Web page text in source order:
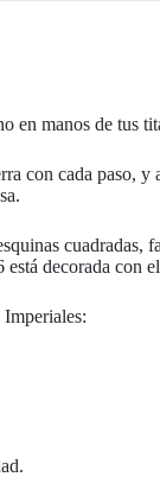
en manos de tus
con cada paso,
decorada